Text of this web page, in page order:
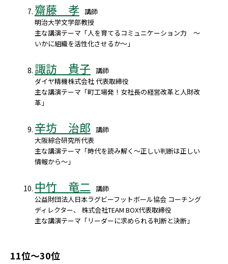
齋藤 孝 講師
明治大学文学部教授
主な講演テーマ「人を育てるコミュニケーション力 ～
いかに組織を活性化させるか～」
諏訪 貴子 講師
ダイヤ精機株式会社 代表取締役
主な講演テーマ「町工場発！女社長の経営改革と人財改
革」
辛坊 治郎 講師
大阪綜合研究所代表
主な講演テーマ「時代を読み解く～正しい判断は正しい
情報から～」
中竹 竜二 講師
公益財団法人日本ラグビーフットボール協会 コーチング
ディレクター、 株式会社TEAM BOX代表取締役
主な講演テーマ「リーダーに求められる判断と決断」
11位～30位